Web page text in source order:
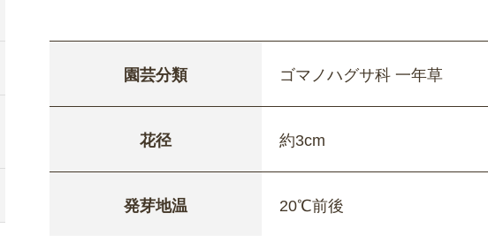
園芸分類 ゴマノハグサ科 一年草
花径 約3cm
発芽地温 20℃前後